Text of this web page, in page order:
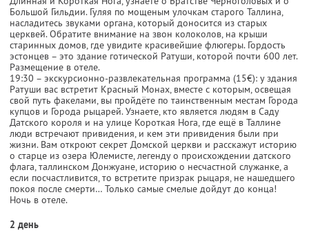
Большой Гильдии. Гуляя по мощеным улочкам старого Таллина,
насладитесь звуками органа, который доносится из старых
церквей. Обратите внимание на звон колоколов, на крыши
старинных домов, где увидите красивейшие флюгеры. Гордость
эстонцев – это здание готической Ратуши, которой почти 600 лет.
Размещение в отеле.
19:30 – экскурсионно-развлекательная программа (15€): у здания
Ратуши вас встретит Красный Монах, вместе с которым, освещая
свой путь факелами, вы пройдёте по таинственным местам Города
купцов и Города рыцарей. Узнаете, кто является людям в Саду
Датского короля и на улице Короткая Нога, где ещё в Таллине
люди встречают привидения, и кем эти привидения были при
жизни. Вам откроют секрет Домской церкви и расскажут историю
о старце из озера Юлемисте, легенду о происхождении датского
флага, таллинском Донжуане, историю о несчастной служанке, а
если посчастливится, то встретите призрак рыцаря, не нашедшего
покоя после смерти… Только самые смелые дойдут до конца!
Ночь в отеле.
2 день